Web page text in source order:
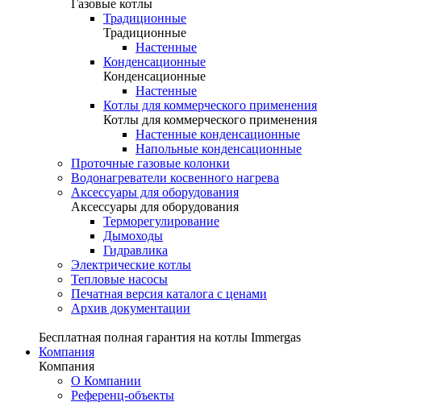
Газовые котлы
Традиционные
Традиционные
Настенные
Конденсационные
Конденсационные
Настенные
Котлы для коммерческого применения
Котлы для коммерческого применения
Настенные конденсационные
Напольные конденсационные
Проточные газовые колонки
Водонагреватели косвенного нагрева
Аксессуары для оборудования
Аксессуары для оборудования
Терморегулирование
Дымоходы
Гидравлика
Электрические котлы
Тепловые насосы
Печатная версия каталога с ценами
Архив документации
Бесплатная полная гарантия на котлы Immergas
Компания
Компания
О Компании
Референц-объекты